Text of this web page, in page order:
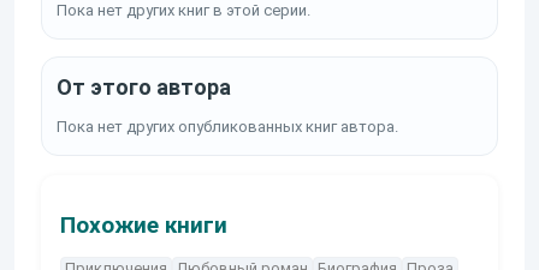
Пока нет других книг в этой серии.
От этого автора
Пока нет других опубликованных книг автора.
Похожие книги